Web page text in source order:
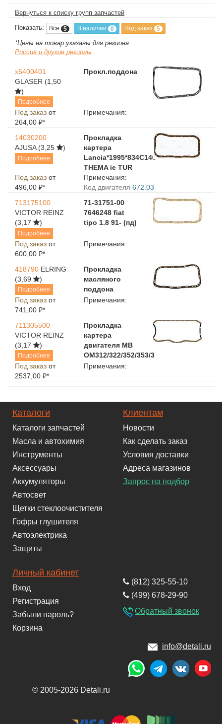
Вернуться к списку групп запчастей
Показать: Все 5 В наличии 0 Под заказ 5
*Цены на товар указаны для региона
Россия и другие регионы
x5400401
GLASER (1,50
)
Подробнее
Прокл.поддона
Под заказ от
264,00 ₽*
Примечания:
14030200
AJUSA (3,25 )
Подробнее
Прокладка
картера
Lancia*1995*834C146
THEMA ie TUR
Под заказ от
496,00 ₽*
Примечания:
Код двигателя 672.03
713175100
VICTOR REINZ
(3,17
)
Подробнее
71-31751-00
7646248 fiat
tipo 1.8 91- (пд)
Под заказ от
600,00 ₽*
Примечания:
418790 ELRING
(3,69
)
Подробнее
Прокладка
масляного
поддона
Под заказ от
741,00 ₽*
Примечания:
711305500
VICTOR REINZ
(3,17
)
Подробнее
Прокладка
картера
двигателя MB
OM312/322/352/353/3
Под заказ от
2537,00 ₽*
Примечания:
Каталоги
Каталоги запчастей
Масла и автохимия
Инструменты
Аксессуары
Аккумуляторы
Автосвет
Щетки стеклоочистителя
Гофры глушителя
Автоэлектрика
Защиты
Клиентам
Новости
Как сделать заказ
Условия доставки
Адреса магазинов
Запрос на подбор
Личный кабинет
Вход
Регистрация
Забыли пароль?
Корзина
(812) 325-55-10
(499) 678-29-90
Обратный звонок
info@detali.ru
© 2005-2026 Detali.ru